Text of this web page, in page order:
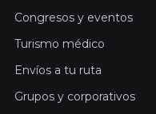
Congresos y eventos
Turismo médico
Envíos a tu ruta
Grupos y corporativos